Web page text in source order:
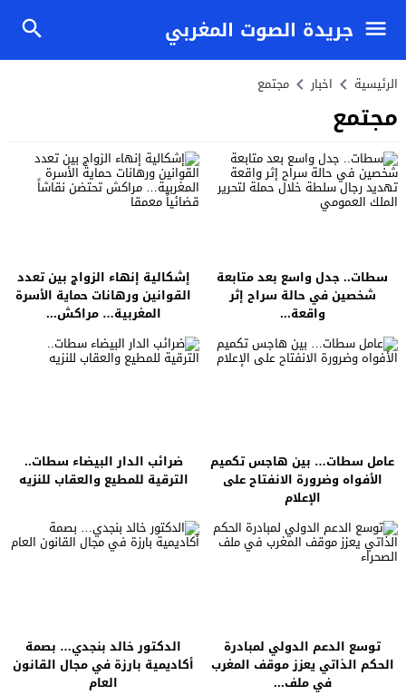
جريدة الصوت المغربي
الرئيسية اخبار مجتمع
مجتمع
سطات.. جدل واسع بعد متابعة
شخصين في حالة سراح إثر
واقعة...
إشكالية إنهاء الزواج بين تعدد
القوانين ورهانات حماية الأسرة
المغربية… مراكش...
عامل سطات… بين هاجس تكميم
الأفواه وضرورة الانفتاح على
الإعلام
ضرائب الدار البيضاء سطات..
الترقية للمطيع والعقاب للنزيه
توسع الدعم الدولي لمبادرة
الحكم الذاتي يعزز موقف المغرب
في ملف...
الدكتور خالد بنجدي… بصمة
أكاديمية بارزة في مجال القانون
العام